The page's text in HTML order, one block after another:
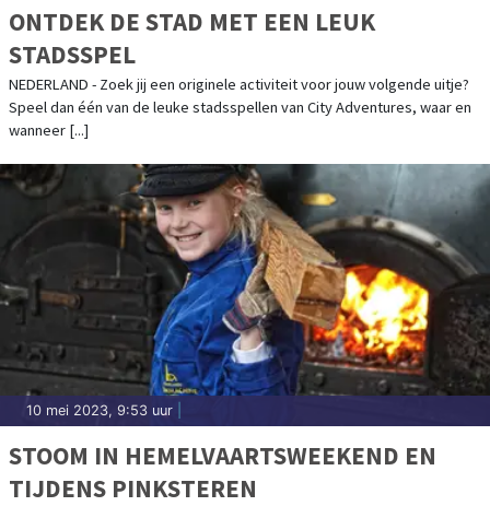
ONTDEK DE STAD MET EEN LEUK
STADSSPEL
NEDERLAND - Zoek jij een originele activiteit voor jouw volgende uitje?
Speel dan één van de leuke stadsspellen van City Adventures, waar en
wanneer [...]
10 mei 2023, 9:53 uur
STOOM IN HEMELVAARTSWEEKEND EN
TIJDENS PINKSTEREN